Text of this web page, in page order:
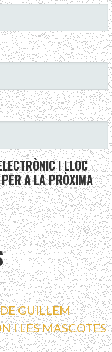
I LLOC
PER A LA PRÒXIMA
DE GUILLEM
I LES MASCOTES